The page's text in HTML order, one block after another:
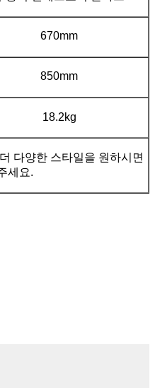
670mm
850mm
18.2kg
다양한 스타일을 원하시면
세요.